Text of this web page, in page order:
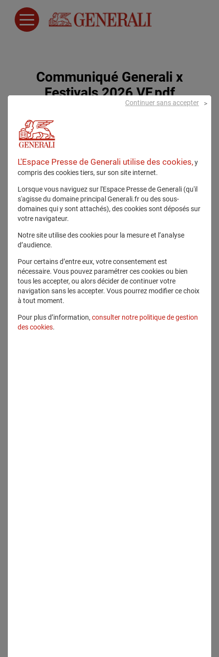
Communiqué Generali x
Festivals 2026 VF.pdf
Tous droits réservés
Télécharger ce fichier
Voir en plein écran
L'Espace Presse de Generali utilise des cookies,y
compris des cookies tiers, sur son site internet.
Lorsque vous naviguez sur l'Espace Presse de Generali (qu'il
s'agisse du domaine principal Generali.fr ou des sous-
domaines qui y sont attachés), des cookies sont déposés sur
votre navigateur.
Notre site utilise des cookies pour la mesure et l’analyse
d’audience.
Pour certains d’entre eux, votre consentement est
nécessaire. Vous pouvez paramétrer ces cookies ou bien
tous les accepter, ou alors décider de continuer votre
navigation sans les accepter. Vous pourrez modifier ce choix
à tout moment.
Pour plus d’information, consulter notre politique de gestion
des cookies.
Continuer sans accepter